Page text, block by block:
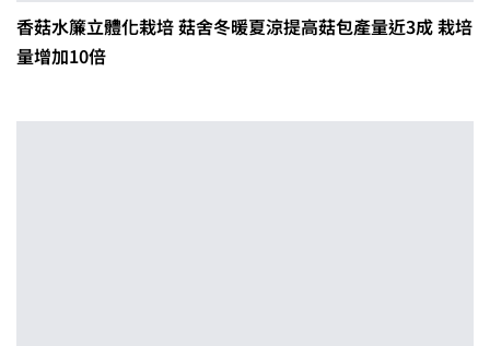
香菇水簾立體化栽培 菇舍冬暖夏涼提高菇包產量近3成 栽培
量增加10倍